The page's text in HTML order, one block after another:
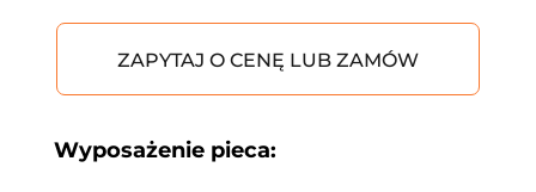
ZAPYTAJ O CENĘ LUB ZAMÓW
Wyposażenie pieca: